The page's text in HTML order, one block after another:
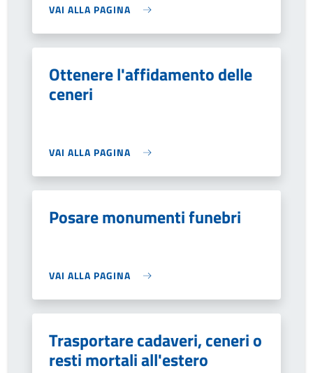
VAI ALLA PAGINA
Ottenere l'affidamento delle
ceneri
VAI ALLA PAGINA
Posare monumenti funebri
VAI ALLA PAGINA
Trasportare cadaveri, ceneri o
resti mortali all'estero